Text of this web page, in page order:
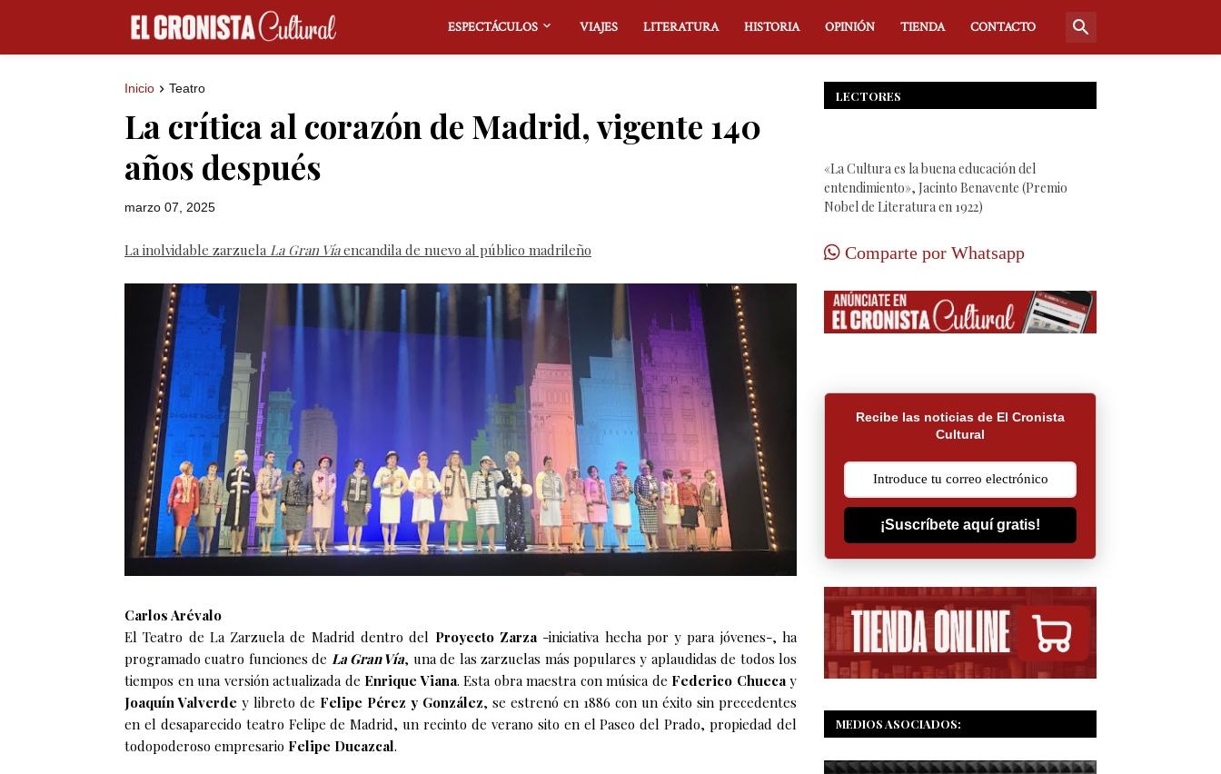
ESPECTÁCULOS VIAJES LITERATURA HISTORIA OPINIÓN TIENDA CONTACTO
Inicio Teatro
La crítica al corazón de Madrid, vigente 140
años después
marzo 07, 2025
La inolvidable zarzuela La Gran Víaencandila de nuevo al público madrileño
Carlos Arévalo
El Teatro de La Zarzuela de Madrid dentro del Proyecto Zarza-iniciativa hecha por y para jóvenes-, ha
programado cuatro funciones de La Gran Vía, una de las zarzuelas más populares y aplaudidas de todos los
tiempos en una versión actualizada de Enrique Viana. Esta obra maestra con música de Federico Chuecay
Joaquín Valverde y libreto de Felipe Pérez y González, se estrenó en 1886 con un éxito sin precedentes
en el desaparecido teatro Felipe de Madrid, un recinto de verano sito en el Paseo del Prado, propiedad del
todopoderoso empresario Felipe Ducazcal.
LECTORES
«La Cultura es la buena educación del
entendimiento», Jacinto Benavente (Premio
Nobel de Literatura en 1922)
Comparte por Whatsapp
Recibe las noticias de El Cronista
Cultural
¡Suscríbete aquí gratis!
MEDIOS ASOCIADOS: